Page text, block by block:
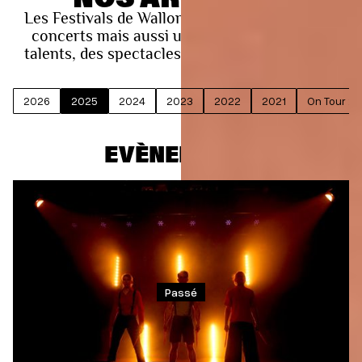
Les Festivals de Wallonie, ce sont près de 150
concerts mais aussi une tournée, de jeunes
talents, des spectacles pour tous les publics !
2026 2025 2024 2023 2022 2021 On Tour
EVÈNEMENTS
Passé